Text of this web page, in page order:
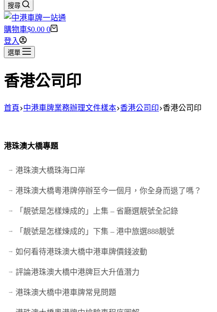
搜尋
購物車$0.00 0
登入
選單
香港公司印
首頁 中港車牌業務辦理文件樣本 香港公司印 香港公司印
港珠澳大橋專題
港珠澳大橋珠海口岸
港珠澳大橋粵港牌停辦至今一個月，你全身而退了嗎？
「靚號是怎樣煉成的」上集 – 省廳選靚號全記錄
「靚號是怎樣煉成的」下集 – 港中旅選888靚號
如何看待港珠澳大橋中港車牌價錢波動
評論港珠澳大橋中港牌巨大升值潛力
港珠澳大橋中港車牌常見問題